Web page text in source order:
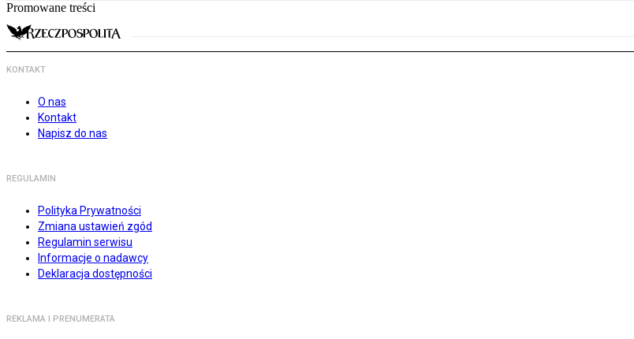
Promowane treści
KONTAKT
O nas
Kontakt
Napisz do nas
REGULAMIN
Polityka Prywatności
Zmiana ustawień zgód
Regulamin serwisu
Informacje o nadawcy
Deklaracja dostępności
REKLAMA I PRENUMERATA